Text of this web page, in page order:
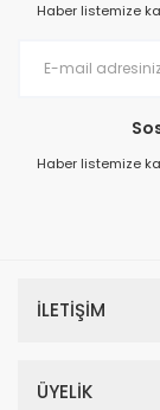
Haber listemize
Haber listemize
İLETİŞİM
ÜYELİK